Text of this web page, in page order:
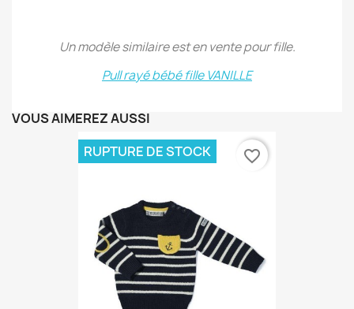
Un modèle similaire est en vente pour fille.
Pull rayé bébé fille VANILLE
VOUS AIMEREZ AUSSI
RUPTURE DE STOCK favorite_border